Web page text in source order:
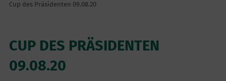
Cup des Präsidenten 09.08.20
CUP DES PRÄSIDENTEN
09.08.20